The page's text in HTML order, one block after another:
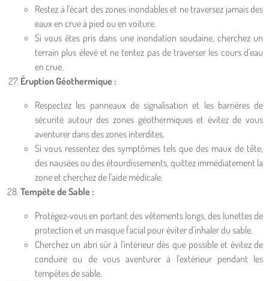
Restez à l'écart des zones inondables et ne traversez jamais des
eaux en crue à pied ou en voiture.
Si vous êtes pris dans une inondation soudaine, cherchez un
terrain plus élevé et ne tentez pas de traverser les cours d'eau
en crue.
Éruption Géothermique :
Respectez les panneaux de signalisation et les barrières de
sécurité autour des zones géothermiques et évitez de vous
aventurer dans des zones interdites.
Si vous ressentez des symptômes tels que des maux de tête,
des nausées ou des étourdissements, quittez immédiatement la
zone et cherchez de l'aide médicale.
Tempête de Sable :
Protégez-vous en portant des vêtements longs, des lunettes de
protection et un masque facial pour éviter d'inhaler du sable.
Cherchez un abri sûr à l'intérieur dès que possible et évitez de
conduire ou de vous aventurer à l'extérieur pendant les
tempêtes de sable.